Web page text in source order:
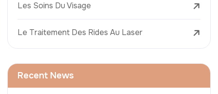
Les Soins Du Visage
Le Traitement Des Rides Au Laser
Recent News